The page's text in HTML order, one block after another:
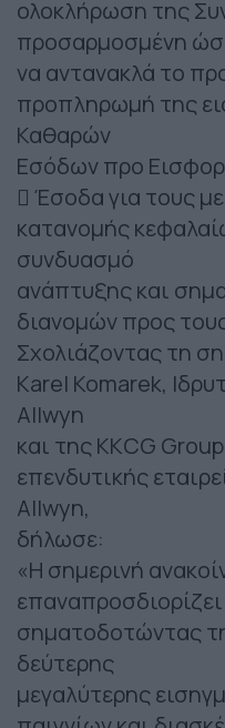
ολοκλήρωση της
προσαρμοσμένη
να αντανακλά το
προπληρωμή της
Καθαρών
Εσόδων προ
 Έσοδα για τους
κατανομής
συνδυασμό
ανάπτυξης και
διανομών προς
Σχολιάζοντας τη
Karel Komarek,
Allwyn
και της KKCG
επενδυτικής
Allwyn,
δήλωσε:
«Η σημερινή
σηματοδοτώντας
δεύτερης
μεγαλύτερης